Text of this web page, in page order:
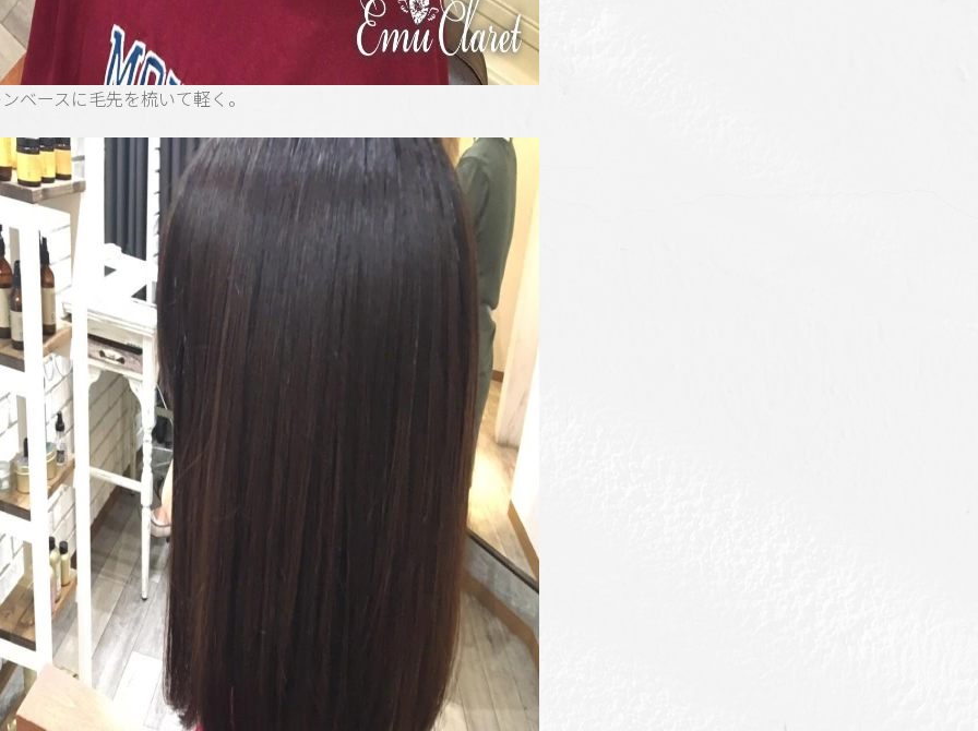
ベースに毛先を梳いて軽く。